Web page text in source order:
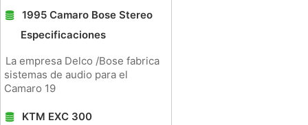
1995 Camaro Bose Stereo
Especificaciones
La empresa Delco /Bose fabrica
sistemas de audio para el
Camaro 19
KTM EXC 300